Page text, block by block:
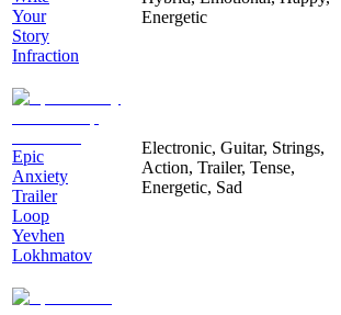
Your
Story
Infraction
Energetic
Epic
Anxiety
Trailer
Loop
Yevhen
Lokhmatov
Electronic, Guitar, Strings,
Action, Trailer, Tense,
Energetic, Sad